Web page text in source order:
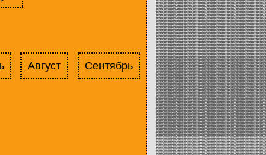
Август Сентябрь